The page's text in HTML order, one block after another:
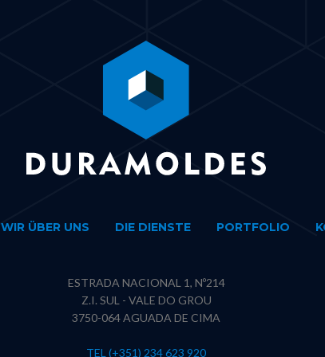
WIR ÜBER UNS DIE DIENSTE PORTFOLIO
ESTRADA NACIONAL 1, Nº214
Z.I. SUL - VALE DO GROU
3750-064 AGUADA DE CIMA
TEL (+351) 234 623 920